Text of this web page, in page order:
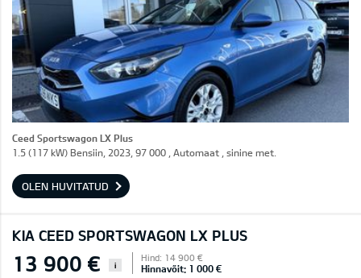
Ceed Sportswagon LX Plus
1.5 (117 kW) Bensiin, 2023, 97 000 , Automaat , sinine met.
OLEN HUVITATUD
KIA CEED SPORTSWAGON LX PLUS
13 900 € i
Hind: 14 900 €
Hinnavõit: 1 000 €